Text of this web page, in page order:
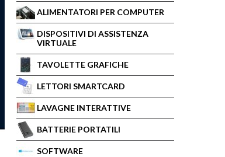
ALIMENTATORI PER COMPUTER
DISPOSITIVI DI ASSISTENZA
VIRTUALE
TAVOLETTE GRAFICHE
LETTORI SMARTCARD
LAVAGNE INTERATTIVE
BATTERIE PORTATILI
SOFTWARE